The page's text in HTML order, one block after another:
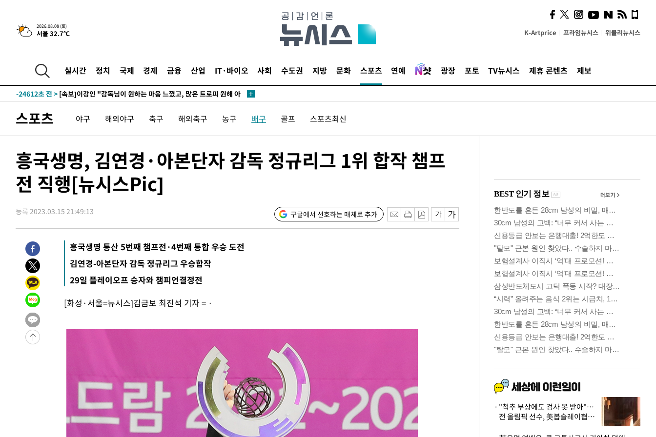
2026.08.08 (토)
서울 32.7℃ K-Artprice 프라임뉴시스 위클리뉴시스
실시간 정치 국제 경제 금융 산업 IT·바이오 사회 수도권 지방 문화 스포츠 연예 광장 포토 TV뉴시스 제휴 콘텐츠 제보
-32099초 전 >[속보]與 대표 경선 제주·인천 당원투표…金 47.75%·鄭
42.08%·宋 10.17%
-31633초 전 >이강인 "아틀레티코 이적 기뻐…등번호 7번 의미보단 팀 위해 뛸
-25342초 전 >
낮 최고 35도 '무더위'…동해안 시간당 30㎜ '강한 비'[내일날씨]
-24612초 전 >
틀레티코 이적"
-24394초 전 > 수도권 40도 육박 '펄펄'…동해안 일부 지역엔 호의주의보
-17308초 전 >
강릉에 시간당 81.4㎜ 물폭탄…도로 잠기고 담벼락 붕괴
-13415초 전 >백운산서 80년근 천종산삼 9뿌리 발견…감정가 1.3억원
-8659초 전 >남자 농구, 나고야 아시안게임서 '홈팀' 일본과 한일전
-8035초 전 > 여수 오동도 해상서 모터보트 전복…1명 사망·1명 실종
-4262초 전 > 극한폭염 한풀 꺾이지만…'낮 최고 35도' 무더위, 열대야 계속[다음
3분 전 >[속보]'압수수색·성접대 논란' 축구협회 "실망과 걱정 안겨드려 죄송"
3시간 전 >'최고 37도' 폭염 지속…강원동해안 최대 150㎜ 비
5시간 전 >
[속보]뉴욕증시 상승 마감…S&P 0.6% 나스닥 1.3%↑
-32099초 전 >
[속보]與 대표 경선 제주·인천 당원투표…金 47.75%·鄭
42.08%·宋 10.17%
-31633초 전 >
것"
-31568초 전 >
[속보]與 당대표 경선, 제주·인천 권리당원 투표 김민석 승리
-25342초 전 >
낮 최고 35도 '무더위'…동해안 시간당 30㎜ '강한 비'[내일날씨]
-24612초 전 >
틀레티코 이적"
-24394초 전 >
-23363초 전 >
강릉에 시간당 81.4㎜ 물폭탄…도로 잠기고 담벼락 붕괴
백운산서 80년근 천종산삼 9뿌리 발견…감정가 1.3억원
선재도서 해루질 나섰다 실종 60대, 닷새 만에 숨진 채 발견
남자 농구, 나고야 아시안게임서 '홈팀' 일본과 한일전
여수 오동도 해상서 모터보트 전복…1명 사망·1명 실종
극한폭염 한풀 꺾이지만…'낮 최고 35도' 무더위, 열대야 계속[다음
축구협회 "압수수색·성접대 논란 사과…쇄신의 기회로 삼겠다"
스포츠 야구 해외야구 축구 해외축구 농구 배구 골프 스포츠최신
흥국생명, 김연경·아본단자 감독 정규리그 1위 합작 챔프
전 직행[뉴시스Pic]
등록 2023.03.15 21:49:13 구글에서 선호하는 매체로 추가
흥국생명 통산 5번째 챔프전·4번째 통합 우승 도전
김연경-아본단자 감독 정규리그 우승합작
29일 플레이오프 승자와 챔피언결정전
[화성·서울=뉴시스]김금보 최진석 기자 = ·
사이 해답 찾았죠"…알을
깨고 나온 '초자아'
"척추 부상에도 검사 못 받아"…
전 올림픽 선수, 美봅슬레이협회